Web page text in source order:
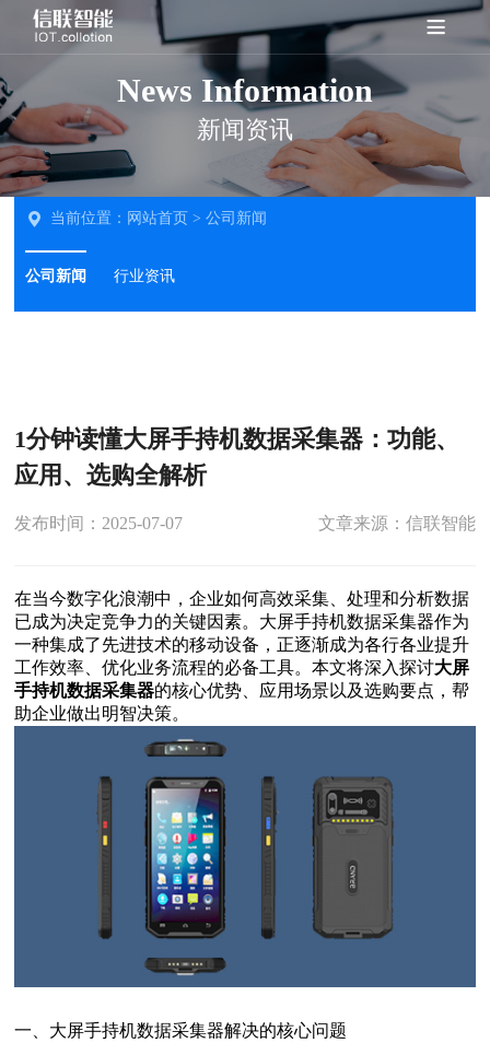
News Information
新闻资讯
当前位置： 网站首页 >公司新闻
公司新闻 行业资讯
1分钟读懂大屏手持机数据采集器：功能、
应用、选购全解析‌
发布时间：2025-07-07 文章来源：信联智能
在当今数字化浪潮中，企业如何高效采集、处理和分析数据
已成为决定竞争力的关键因素。大屏手持机数据采集器作为
一种集成了先进技术的移动设备，正逐渐成为各行各业提升
工作效率、优化业务流程的必备工具。本文将深入探讨大屏
手持机数据采集器的核心优势、应用场景以及选购要点，帮
助企业做出明智决策。
一、大屏手持机数据采集器解决的核心问题